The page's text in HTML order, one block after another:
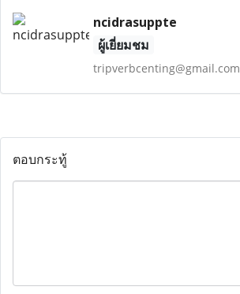
ncidrasuppte
ผู้เยี่ยมชม
tripverbcenting@gmail.com
ตอบกระทู้